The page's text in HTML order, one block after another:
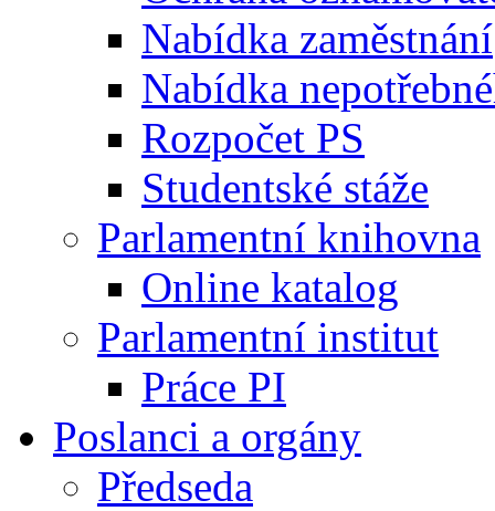
Nabídka zaměstnání
Nabídka
Rozpočet PS
Studentské stáže
Parlamentní knihovna
Online katalog
Parlamentní institut
Práce PI
Poslanci a orgány
Předseda